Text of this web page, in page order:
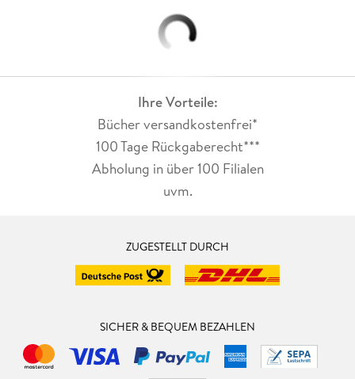
Ihre Vorteile:
Bücher versandkostenfrei*
100 Tage Rückgaberecht***
Abholung in über 100 Filialen
uvm.
ZUGESTELLT DURCH
SICHER & BEQUEM BEZAHLEN